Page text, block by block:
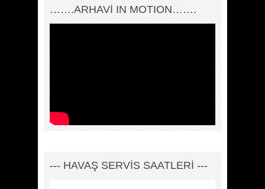
…….ARHAVI IN MOTION…….
--- HAVAŞ SERVİS SAATLERİ ---